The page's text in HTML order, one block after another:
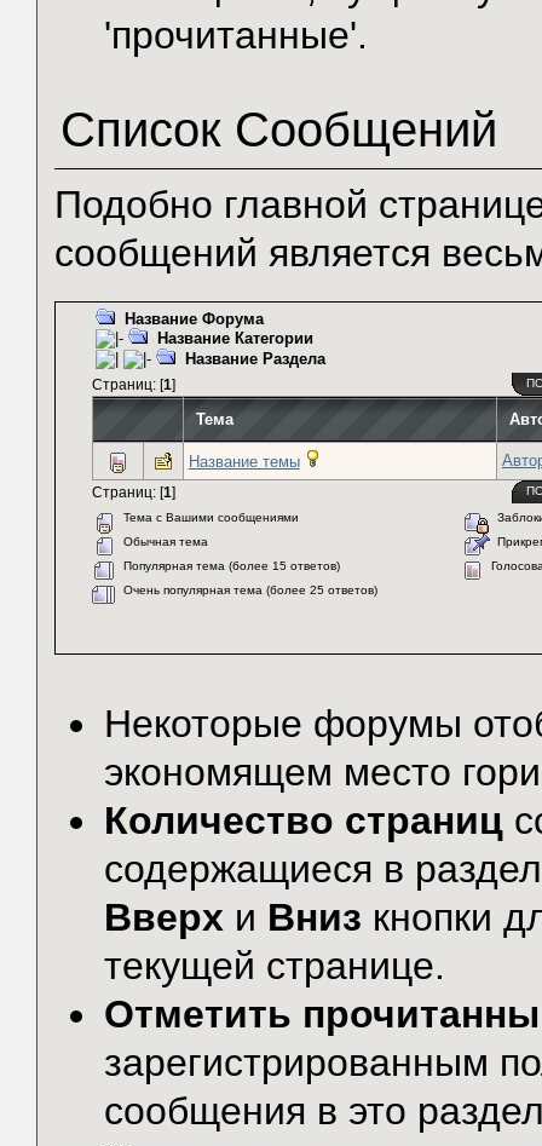
'прочитанные'.
Список Сообщений
Подобно главной
сообщений является
Название Форума
Название Категории
Название Раздела
Страниц: [1]
Тема
Название темы
Страниц: [1]
Тема с Вашими сообщениями
Обычная тема
Популярная тема (более 15 ответов)
Очень популярная тема (более 25 ответов)
Некоторые форумы
экономящем место
Количество страниц
содержащиеся в
Вверх и Вниз кнопки
текущей странице.
Отметить
зарегистрированным
сообщения в это